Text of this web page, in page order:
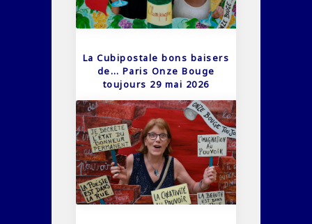
La Cubipostale bons baisers
de… Paris Onze Bouge
toujours 29 mai 2026